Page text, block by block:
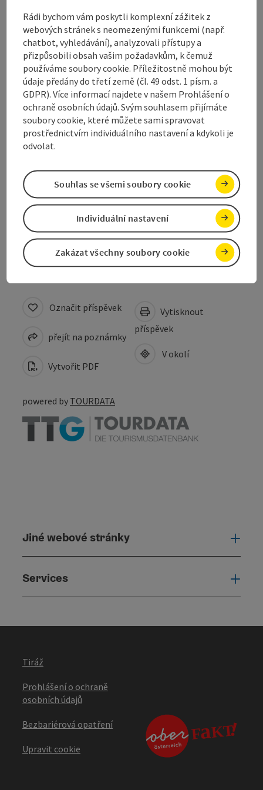
Kontakt
Otevírací doba
Příjezd
Druhy sportu
Způsobilost
Bezbariérovost
Označit příspěvek
přejít na poznámky
Vytvořit PDF
Vytisknout
příspěvek
V okolí
powered by TOURDATA
Jiné webové stránky
Services
Tiráž
Prohlášení o ochraně
osobních údajů
Bezbariérová opatření
Upravit cookie
Rádi bychom vám poskytli komplexní zážitek z
webových stránek s neomezenými funkcemi (např.
chatbot, vyhledávání), analyzovali přístupy a
přizpůsobili obsah vašim požadavkům, k čemuž
používáme soubory cookie. Příležitostně mohou být
údaje předány do třetí země (čl. 49 odst. 1 písm. a
GDPR). Více informací najdete v našem Prohlášení o
ochraně osobních údajů. Svým souhlasem přijímáte
soubory cookie, které můžete sami spravovat
prostřednictvím individuálního nastavení a kdykoli je
odvolat.
Zakázat všechny soubory cookie
Individuální nastavení
Souhlas se všemi soubory cookie